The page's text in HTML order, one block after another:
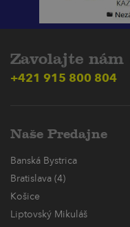
Zavolajte nám
+421 915 800 804
Naše Predajne
Banská Bystrica
Bratislava (4)
Košice
Liptovský Mikuláš